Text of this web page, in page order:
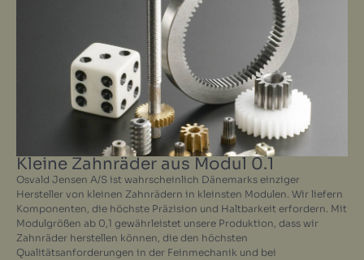
Kleine Zahnräder aus Modul 0.1
Osvald Jensen A/S ist wahrscheinlich Dänemarks einziger
Hersteller von kleinen Zahnrädern in kleinsten Modulen. Wir liefern
Komponenten, die höchste Präzision und Haltbarkeit erfordern. Mit
Modulgrößen ab 0,1 gewährleistet unsere Produktion, dass wir
Zahnräder herstellen können, die den höchsten
Qualitätsanforderungen in der Feinmechanik und bei